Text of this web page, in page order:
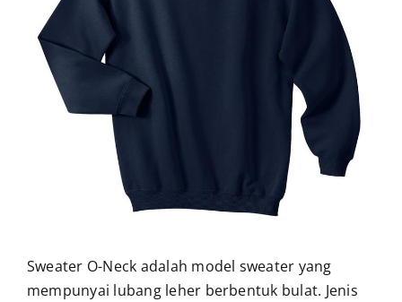
Sweater O-Neck adalah model sweater yang
mempunyai lubang leher berbentuk bulat. Jenis